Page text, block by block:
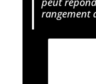
rangement